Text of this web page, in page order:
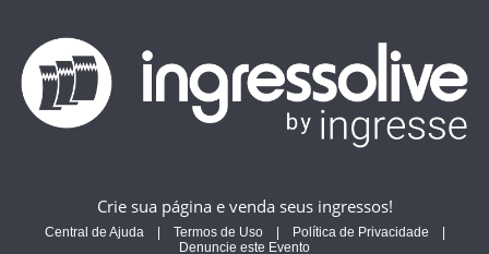
Crie sua página e venda seus ingressos!
Central de Ajuda | Termos de Uso | Política de Privacidade
|
Denuncie este Evento